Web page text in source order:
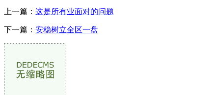
上一篇： 这是所有业面对的问题
下一篇： 安稳树立全区一盘